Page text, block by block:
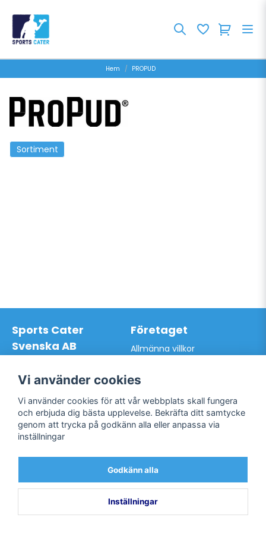
Hem PROPUD
Sortiment
Sports Cater
Svenska AB
Org.nr: 559024-7762
Mail:info@sportscater.se
Företaget
Allmänna villkor
Bli kund / Logga in
Support
Allmänna villkor
Kontakta oss
Facebook
Twitter
Vi använder cookies
Vi använder cookies för att vår webbplats skall fungera
och erbjuda dig bästa upplevelse. Bekräfta ditt samtycke
genom att trycka på godkänn alla eller anpassa via
inställningar
Godkänn alla
Inställningar